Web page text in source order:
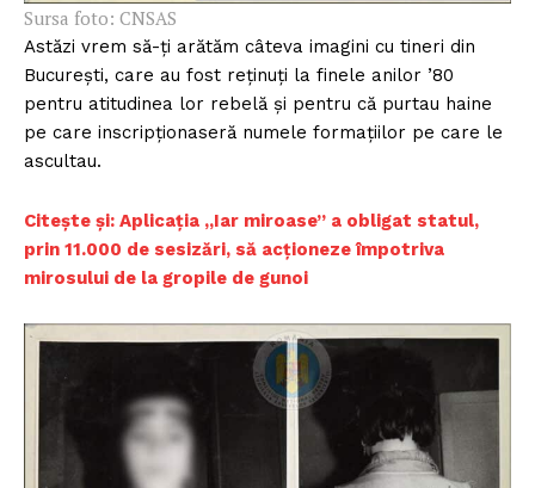
Sursa foto: CNSAS
Astăzi vrem să-ți arătăm câteva imagini cu tineri din
Bucureşti, care au fost reţinuţi la finele anilor ’80
pentru atitudinea lor rebelă şi pentru că purtau haine
pe care inscripţionaseră numele formaţiilor pe care le
ascultau.
Citește și: Aplicația „Iar miroase” a obligat statul,
prin 11.000 de sesizări, să acționeze împotriva
mirosului de la gropile de gunoi